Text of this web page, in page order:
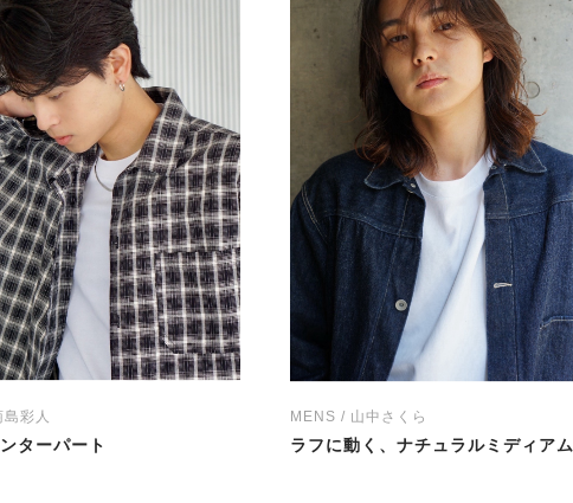
彩人
ターパート
MENS / 山中さくら
ラフに動く、ナチュラルミディアム